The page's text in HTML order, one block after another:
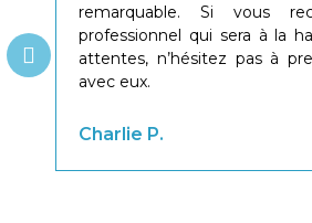
remarquable. Si vous
professionnel qui sera à la
attentes, n’hésitez pas à
avec eux.
Charlie P.